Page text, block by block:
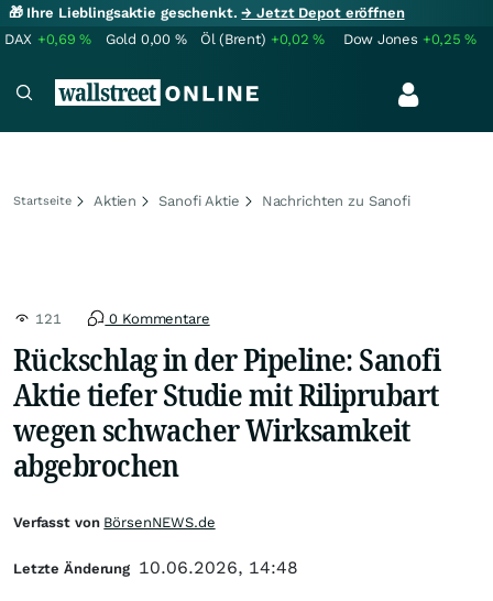
🎁 Ihre Lieblingsaktie geschenkt.→ Jetzt Depot eröffnen
DAX +0,69% Gold 0,00 % Öl (Brent) +0,02% Dow Jones +0,25%
Startseite Aktien Sanofi Aktie Nachrichten zu Sanofi
121 0 Kommentare
Rückschlag in der Pipeline: Sanofi
Aktie tiefer Studie mit Riliprubart
wegen schwacher Wirksamkeit
abgebrochen
Verfasst von BörsenNEWS.de
Letzte Änderung 10.06.2026, 14:48